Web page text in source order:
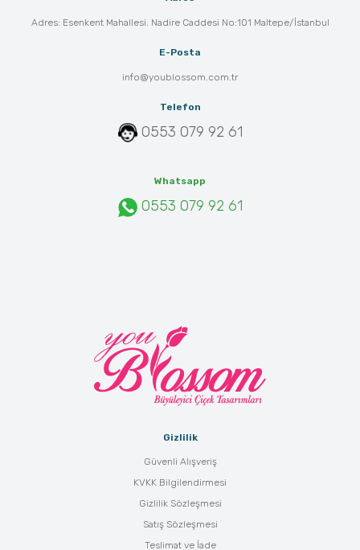
Adres: Esenkent Mahallesi. Nadire Caddesi No:101 Maltepe/İstanbul
E-Posta
info@youblossom.com.tr
Telefon
0553 079 92 61
Whatsapp
0553 079 92 61
Gizlilik
Güvenli Alışveriş
KVKK Bilgilendirmesi
Gizlilik Sözleşmesi
Satış Sözleşmesi
Teslimat ve İade